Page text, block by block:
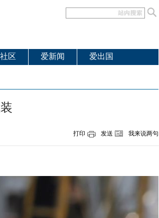
社区 爱新闻 爱出国
打印 发送 我来说两句